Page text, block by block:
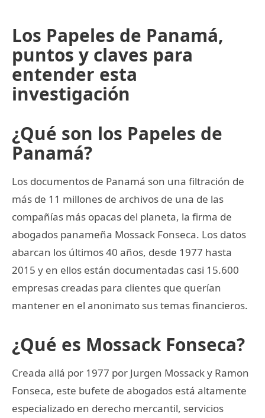
Los Papeles de Panamá,
puntos y claves para
entender esta
investigación
¿Qué son los Papeles de
Panamá?
Los documentos de Panamá son una filtración de
más de 11 millones de archivos de una de las
compañías más opacas del planeta, la firma de
abogados panameña Mossack Fonseca. Los datos
abarcan los últimos 40 años, desde 1977 hasta
2015 y en ellos están documentadas casi 15.600
empresas creadas para clientes que querían
mantener en el anonimato sus temas financieros.
¿Qué es Mossack Fonseca?
Creada allá por 1977 por Jurgen Mossack y Ramon
Fonseca, este bufete de abogados está altamente
especializado en derecho mercantil, servicios